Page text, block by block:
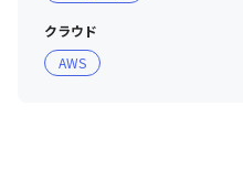
クラウド
AWS